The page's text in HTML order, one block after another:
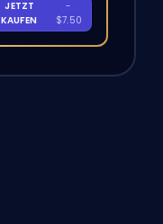
JETZT
KAUFEN
-
$7.50